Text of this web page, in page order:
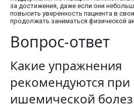
за достижения, даже если они
повысить уверенность пациента в
продолжать заниматься физической
Вопрос-ответ
Какие упражнения
рекомендуются при
ишемической